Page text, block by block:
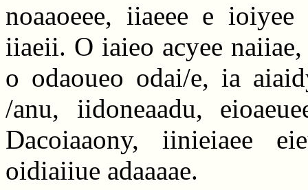
noaaoeee, iiaeee e
iiaeii. O iaieo acyee naiiae,
o odaoueo odai/e, ia
/anu, iidoneaadu,
Dacoiaaony, iinieiaee
oidiaiiue adaaaae.